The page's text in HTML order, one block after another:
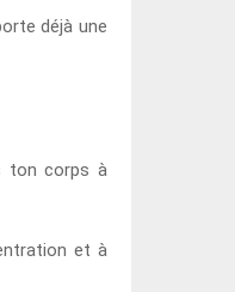
déjà une
ton corps à
et à